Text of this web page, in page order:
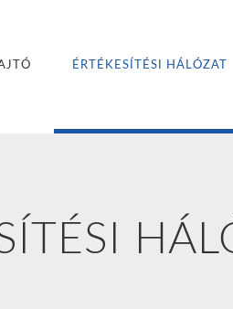
ÉRTÉKESÍTÉSI HÁLÓZAT